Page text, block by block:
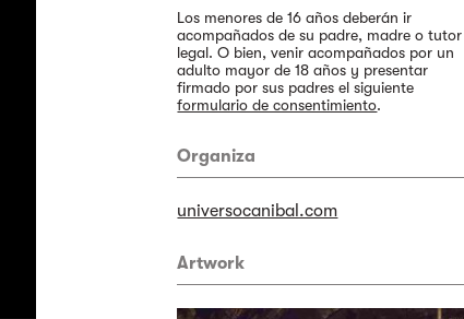
Los menores de 16 años deberán ir
acompañados de su padre, madre o tutor
legal. O bien, venir acompañados por un
adulto mayor de 18 años y presentar
firmado por sus padres el siguiente
formulario de consentimiento.
Organiza
universocanibal.com
Artwork